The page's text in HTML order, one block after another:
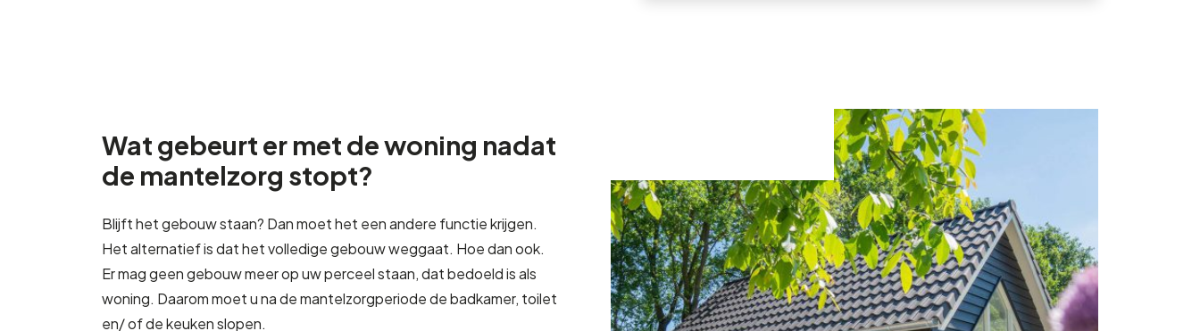
Wat gebeurt er met de woning nadat
de mantelzorg stopt?
Blijft het gebouw staan? Dan moet het een andere functie krijgen.
Het alternatief is dat het volledige gebouw weggaat. Hoe dan ook.
Er mag geen gebouw meer op uw perceel staan, dat bedoeld is als
woning. Daarom moet u na de mantelzorgperiode de badkamer, toilet
en/ of de keuken slopen.